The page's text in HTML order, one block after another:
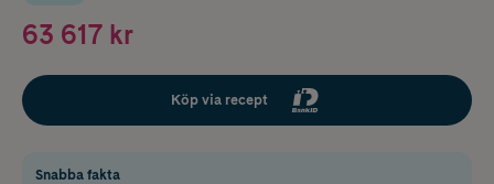
63 617 kr
Köp via recept
Snabba fakta